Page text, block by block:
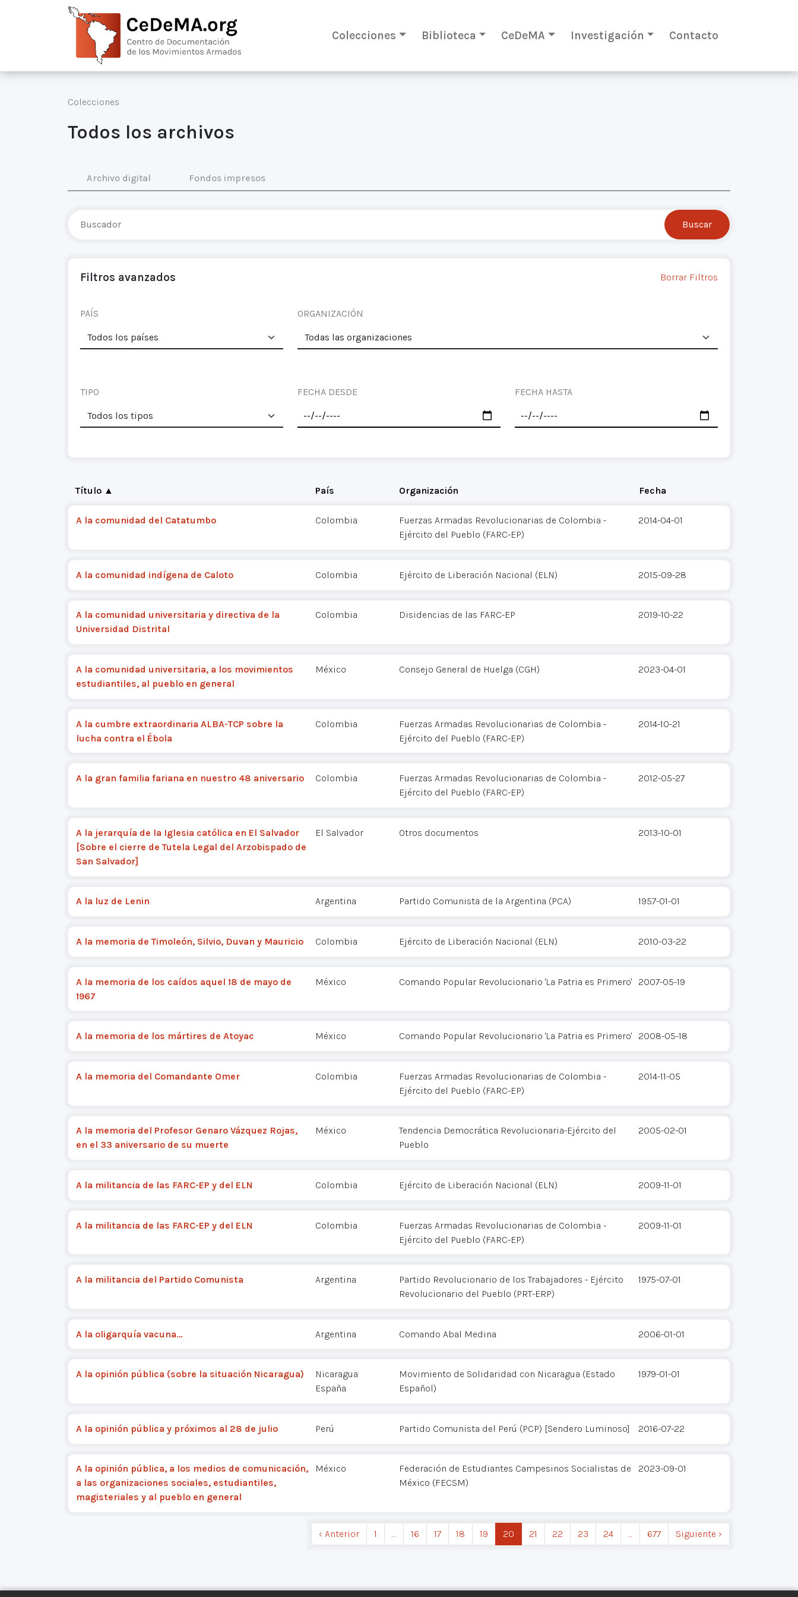
Colecciones Biblioteca CeDeMA Investigación Contacto
Colecciones
Todos los archivos
Archivo digital Fondos impresos
Filtros avanzados Borrar Filtros
PAÍS ORGANIZACIÓN
TIPO FECHA DESDE FECHA HASTA
Título ▲ País Organización Fecha
A la comunidad del Catatumbo Colombia
Fuerzas Armadas Revolucionarias de Colombia -
Ejército del Pueblo (FARC-EP)
2014-04-01
A la comunidad indígena de Caloto Colombia Ejército de Liberación Nacional (ELN) 2015-09-28
A la comunidad universitaria y directiva de la
Universidad Distrital
Colombia Disidencias de las FARC-EP 2019-10-22
A la comunidad universitaria, a los movimientos
estudiantiles, al pueblo en general
México Consejo General de Huelga (CGH) 2023-04-01
A la cumbre extraordinaria ALBA-TCP sobre la
lucha contra el Ébola
Colombia
Fuerzas Armadas Revolucionarias de Colombia -
Ejército del Pueblo (FARC-EP)
2014-10-21
A la gran familia fariana en nuestro 48 aniversario Colombia
Fuerzas Armadas Revolucionarias de Colombia -
Ejército del Pueblo (FARC-EP)
2012-05-27
A la jerarquía de la Iglesia católica en El Salvador
[Sobre el cierre de Tutela Legal del Arzobispado de
San Salvador]
El Salvador Otros documentos 2013-10-01
A la luz de Lenin Argentina Partido Comunista de la Argentina (PCA) 1957-01-01
A la memoria de Timoleón, Silvio, Duvan y Mauricio Colombia Ejército de Liberación Nacional (ELN) 2010-03-22
A la memoria de los caídos aquel 18 de mayo de
1967
México Comando Popular Revolucionario 'La Patria es Primero' 2007-05-19
A la memoria de los mártires de Atoyac México Comando Popular Revolucionario 'La Patria es Primero' 2008-05-18
A la memoria del Comandante Omer Colombia
Fuerzas Armadas Revolucionarias de Colombia -
Ejército del Pueblo (FARC-EP)
2014-11-05
A la memoria del Profesor Genaro Vázquez Rojas,
en el 33 aniversario de su muerte
México
Tendencia Democrática Revolucionaria-Ejército del
Pueblo
2005-02-01
A la militancia de las FARC-EP y del ELN Colombia Ejército de Liberación Nacional (ELN) 2009-11-01
A la militancia de las FARC-EP y del ELN Colombia
Fuerzas Armadas Revolucionarias de Colombia -
Ejército del Pueblo (FARC-EP)
2009-11-01
A la militancia del Partido Comunista Argentina
Partido Revolucionario de los Trabajadores - Ejército
Revolucionario del Pueblo (PRT-ERP)
1975-07-01
A la oligarquía vacuna… Argentina Comando Abal Medina 2006-01-01
A la opinión pública (sobre la situación Nicaragua)
Nicaragua
España
Movimiento de Solidaridad con Nicaragua (Estado
Español)
1979-01-01
A la opinión pública y próximos al 28 de julio Perú Partido Comunista del Perú (PCP) [Sendero Luminoso] 2016-07-22
A la opinión pública, a los medios de comunicación,
a las organizaciones sociales, estudiantiles,
magisteriales y al pueblo en general
México
Federación de Estudiantes Campesinos Socialistas de
México (FECSM)
2023-09-01
‹ Anterior 1 … 16 17 18 19 20 21 22 23 24 … 677 Siguiente ›